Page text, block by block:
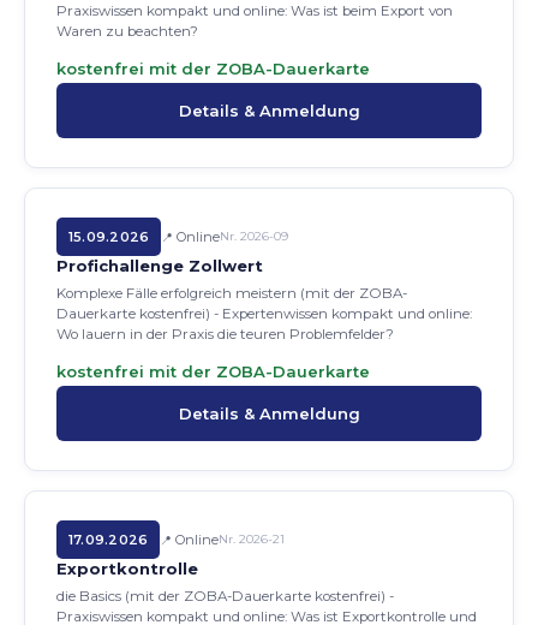
Praxiswissen kompakt und online: Was ist beim Export von
Waren zu beachten?
kostenfrei mit der ZOBA-Dauerkarte
Details & Anmeldung
15.09.2026 OnlineNr. 2026-09
Profichallenge Zollwert
Komplexe Fälle erfolgreich meistern (mit der ZOBA-
Dauerkarte kostenfrei) - Expertenwissen kompakt und online:
Wo lauern in der Praxis die teuren Problemfelder?
kostenfrei mit der ZOBA-Dauerkarte
Details & Anmeldung
17.09.2026 OnlineNr. 2026-21
Exportkontrolle
die Basics (mit der ZOBA-Dauerkarte kostenfrei) -
Praxiswissen kompakt und online: Was ist Exportkontrolle und